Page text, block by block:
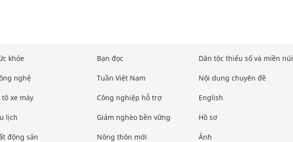
khỏe
nghệ
tô xe máy
lịch
động sản
Bạn đọc
Tuần Việt Nam
Công nghiệp hỗ trợ
Giảm nghèo bền vững
Nông thôn mới
Dân tộc thiểu số và miền núi
Nội dung chuyên đề
English
Hồ sơ
Ảnh